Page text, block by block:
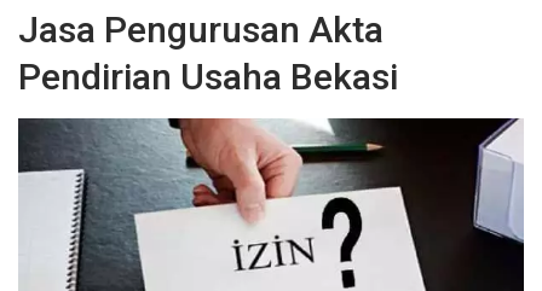
Jasa Pengurusan Akta
Pendirian Usaha Bekasi